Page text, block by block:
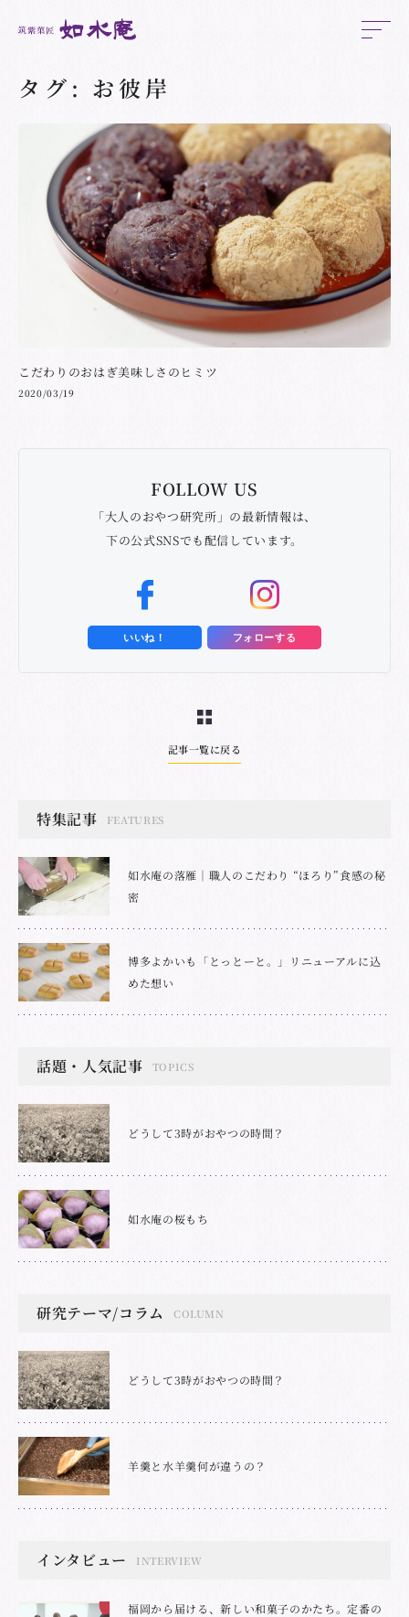
タグ: お彼岸
こだわりのおはぎ美味しさのヒミツ
2020/03/19
FOLLOW US
「大人のおやつ研究所」の最新情報は、
下の公式SNSでも配信しています。
いいね！ フォローする
記事一覧に戻る
特集記事 FEATURES
如水庵の落雁｜職人のこだわり “ほろり”食感の秘
密
博多よかいも「とっとーと。」リニューアルに込
めた想い
話題・人気記事 TOPICS
どうして3時がおやつの時間？
如水庵の桜もち
研究テーマ/コラム COLUMN
どうして3時がおやつの時間？
羊羹と水羊羹何が違うの？
インタビュー INTERVIEW
福岡から届ける、新しい和菓子のかたち。定番の